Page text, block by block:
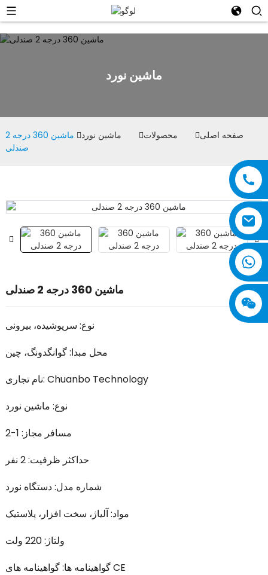
ماشین نورد
صفحه اصلی محصولات ماشین نورد
ماشین 360 درجه 2
صندلی
ماشین 360 درجه 2 صندلی
نوع: سرپوشیده، بیرونی
محل مبدا: گوانگدونگ، چین
نام تجاری: Chuanbo Technology
نوع: ماشین نورد
مسافر مجاز: 1-2
حداکثر ظرفیت: 2 نفر
شماره مدل: دستگاه نورد
مواد: آلیاژ، سخت افزار، پلاستیک
ولتاژ: 220 ولت
گواهینامه ها: گواهینامه های CE